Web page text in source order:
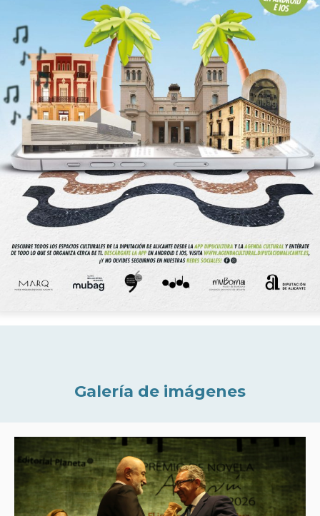
Galería de imágenes